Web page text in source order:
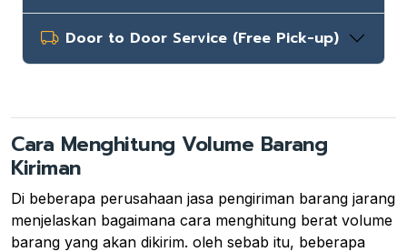
Door to Door Service (Free Pick-up)
Cara Menghitung Volume Barang
Kiriman
Di beberapa perusahaan jasa pengiriman barang jarang
menjelaskan bagaimana cara menghitung berat volume
barang yang akan dikirim. oleh sebab itu, beberapa